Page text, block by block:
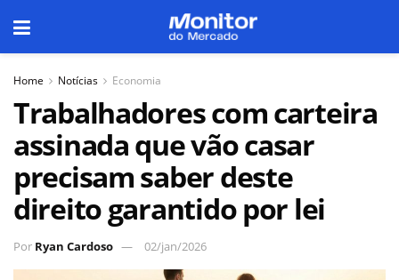
Home Notícias Economia
Trabalhadores com carteira
assinada que vão casar
precisam saber deste
direito garantido por lei
Por Ryan Cardoso 02/jan/2026